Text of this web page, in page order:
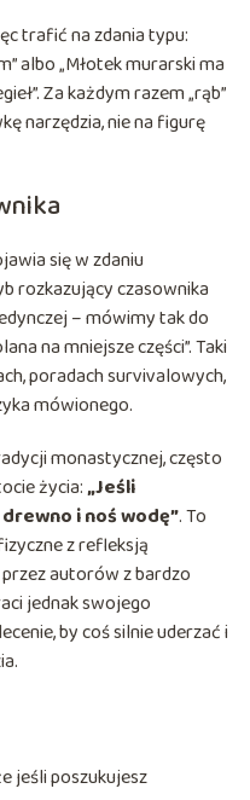
trafić na zdania typu:
albo „Młotek murarski ma
Za każdym razem „rąb”
narzędzia, nie na figurę
się w zdaniu
rozkazujący czasownika
– mówimy tak do
na mniejsze części”. Taki
poradach survivalowych,
mówionego.
monastycznej, często
życia:„Jeśli
i noś wodę”. To
z refleksją
autorów z bardzo
jednak swojego
by coś silnie uderzać i
jeśli poszukujesz